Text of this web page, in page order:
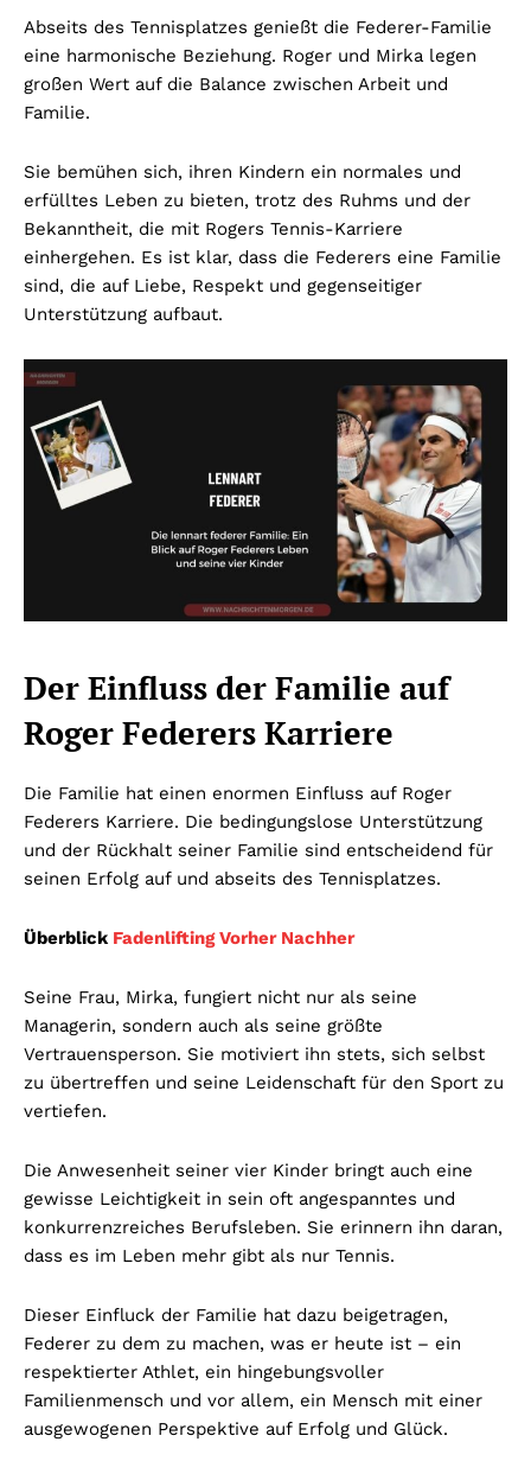
Abseits des Tennisplatzes genießt die Federer-Familie
eine harmonische Beziehung. Roger und Mirka legen
großen Wert auf die Balance zwischen Arbeit und
Familie.
Sie bemühen sich, ihren Kindern ein normales und
erfülltes Leben zu bieten, trotz des Ruhms und der
Bekanntheit, die mit Rogers Tennis-Karriere
einhergehen. Es ist klar, dass die Federers eine Familie
sind, die auf Liebe, Respekt und gegenseitiger
Unterstützung aufbaut.
Der Einfluss der Familie auf
Roger Federers Karriere
Die Familie hat einen enormen Einfluss auf Roger
Federers Karriere. Die bedingungslose Unterstützung
und der Rückhalt seiner Familie sind entscheidend für
seinen Erfolg auf und abseits des Tennisplatzes.
Überblick Fadenlifting Vorher Nachher
Seine Frau, Mirka, fungiert nicht nur als seine
Managerin, sondern auch als seine größte
Vertrauensperson. Sie motiviert ihn stets, sich selbst
zu übertreffen und seine Leidenschaft für den Sport zu
vertiefen.
Die Anwesenheit seiner vier Kinder bringt auch eine
gewisse Leichtigkeit in sein oft angespanntes und
konkurrenzreiches Berufsleben. Sie erinnern ihn daran,
dass es im Leben mehr gibt als nur Tennis.
Dieser Einfluck der Familie hat dazu beigetragen,
Federer zu dem zu machen, was er heute ist – ein
respektierter Athlet, ein hingebungsvoller
Familienmensch und vor allem, ein Mensch mit einer
ausgewogenen Perspektive auf Erfolg und Glück.